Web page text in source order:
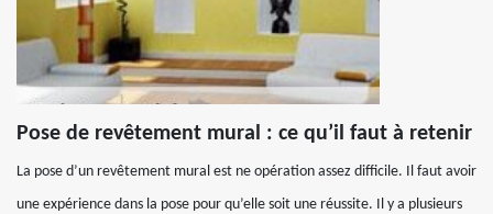
Pose de revêtement mural : ce qu’il faut à retenir
La pose d’un revêtement mural est ne opération assez difficile. Il faut avoir
une expérience dans la pose pour qu’elle soit une réussite. Il y a plusieurs